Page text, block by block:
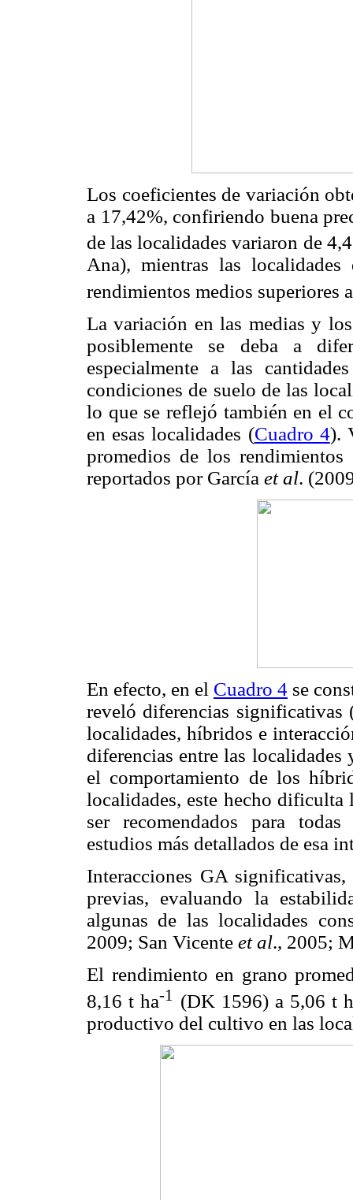
Los coeficientes de variación
a 17,42%, confiriendo buena
de las localidades variaron de
Ana), mientras las
rendimientos medios superiores
La variación en las medias y
posiblemente se deba a
especialmente a las
condiciones de suelo de las
lo que se reflejó también en el
en esas localidades (Cuadro 4).
promedios de los
reportados por García et al.
En efecto, en el Cuadro 4 se
reveló diferencias significativas
localidades, híbridos e
diferencias entre las
el comportamiento de los
localidades, este hecho
ser recomendados para
estudios más detallados de esa
Interacciones GA
previas, evaluando la
algunas de las localidades
2009; San Vicente et al., 2005;
El rendimiento en grano
8,16 t ha-1
(DK 1596) a 5,06 t
productivo del cultivo en las